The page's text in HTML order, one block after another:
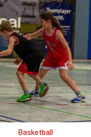
Basketball